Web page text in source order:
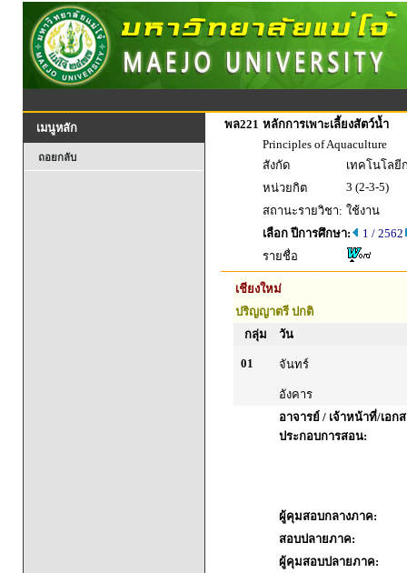
เมนูหลัก
ถอยกลับ
พล221 หลักการเพาะเลี้ยงสัตว์น้ำ
Principles of Aquaculture
สังกัด
เทคโนโลยี
หน่วยกิต
3 (2-3-5)
สถานะรายวิชา: ใช้งาน
เลือก ปีการศึกษา:
1 / 2562
รายชื่อ
เชียงใหม่
ปริญญาตรี ปกติ
กลุ่ม
วัน
01 จันทร์
อังคาร
อาจารย์ / เจ้าหน้าที่/เอก
ประกอบการสอน:
ผู้คุมสอบกลางภาค:
สอบปลายภาค:
ผู้คุมสอบปลายภาค: